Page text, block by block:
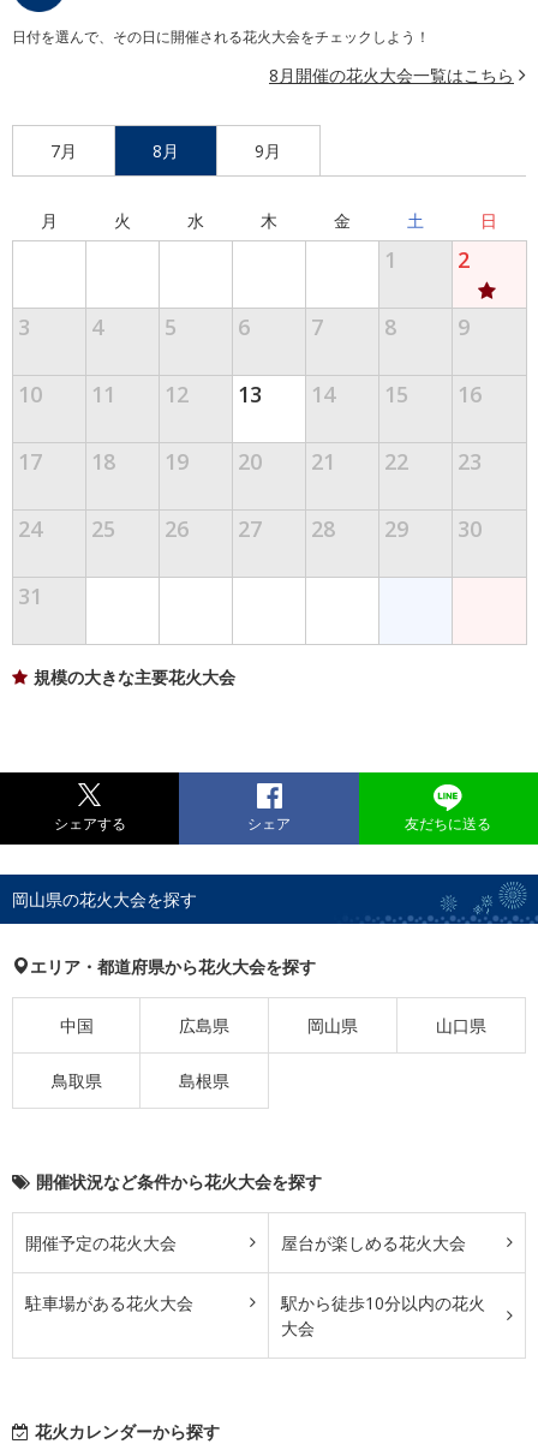
日付を選んで、その日に開催される花火大会をチェックしよう！
8月開催の花火大会一覧はこちら
7月 8月 9月
月 火 水 木 金 土 日
1 2
3 4 5 6 7 8 9
10 11 12 13 14 15 16
17 18 19 20 21 22 23
24 25 26 27 28 29 30
31
規模の大きな主要花火大会
シェアする シェア 友だちに送る
岡山県の花火大会を探す
エリア・都道府県から花火大会を探す
中国 広島県 岡山県 山口県
鳥取県 島根県
開催状況など条件から花火大会を探す
開催予定の花火大会 屋台が楽しめる花火大会
駐車場がある花火大会
駅から徒歩10分以内の花火
大会
花火カレンダーから探す